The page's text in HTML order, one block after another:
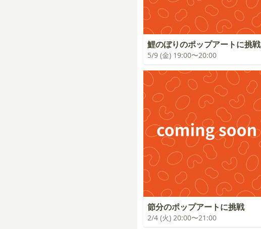
鯉のぼりのポップアートに挑戦
5/9 (金) 19:00〜20:00
節分のポップアートに挑戦
2/4 (火) 20:00〜21:00